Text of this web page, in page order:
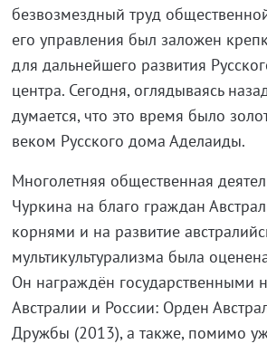
безвозмездный труд
его управления был заложен
для дальнейшего развития
центра. Сегодня, оглядываясь
думается, что это время было
веком Русского дома Аделаиды.
Многолетняя общественная
Чуркина на благо граждан
корнями и на развитие
мультикультурализма была
Он награждён государственными
Австралии и России: Орден
Дружбы (2013), а также, помимо